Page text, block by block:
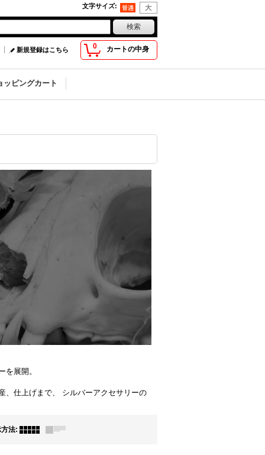
文字サイズ:
0 カートの中身
新規登録はこちら
ッピングカート
展開。
、仕上げまで、 シルバーアクセサリーの
法: